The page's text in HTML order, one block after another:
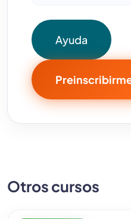
Ayuda
Otros cursos